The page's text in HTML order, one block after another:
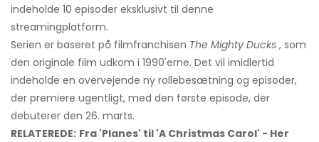
indeholde 10 episoder eksklusivt til denne
streamingplatform.
Serien er baseret på filmfranchisen The Mighty Ducks , som
den originale film udkom i 1990'erne. Det vil imidlertid
indeholde en overvejende ny rollebesætning og episoder,
der premiere ugentligt, med den første episode, der
debuterer den 26. marts.
RELATEREDE: Fra 'Planes' til 'A Christmas Carol' - Her